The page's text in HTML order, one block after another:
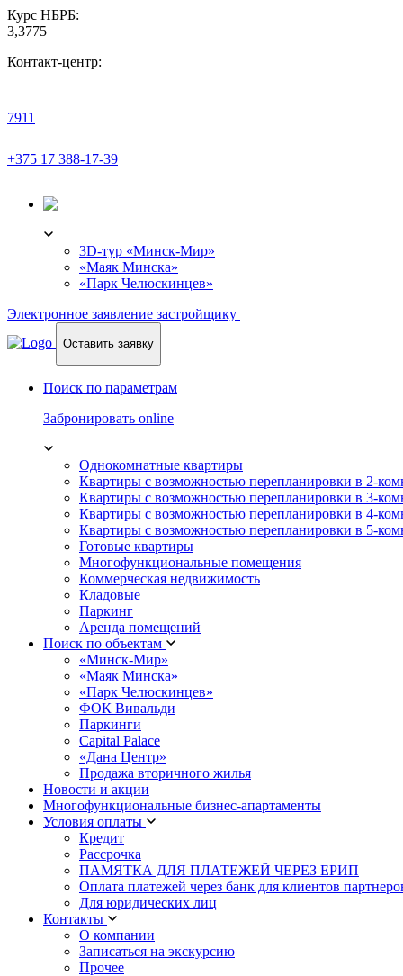
Курс НБРБ:
3,3775
Контакт-центр:
7911
+375 17 388-17-39
3D-тур «Минск-Мир»
«Маяк Минска»
«Парк Челюскинцев»
Электронное заявление застройщику
Оставить заявку
Поиск по параметрам
Забронировать online
Однокомнатные квартиры
Квартиры с возможностью перепланировки в 2-
Квартиры с возможностью перепланировки в 3-
Квартиры с возможностью перепланировки в 4-
Квартиры с возможностью перепланировки в 5-
Готовые квартиры
Многофункциональные помещения
Коммерческая недвижимость
Кладовые
Паркинг
Аренда помещений
Поиск по объектам
«Минск-Мир»
«Маяк Минска»
«Парк Челюскинцев»
ФОК Вивальди
Паркинги
Capital Palace
«Дана Центр»
Продажа вторичного жилья
Новости и акции
Многофункциональные бизнес-апартаменты
Условия оплаты
Кредит
Рассрочка
ПАМЯТКА ДЛЯ ПЛАТЕЖЕЙ ЧЕРЕЗ ЕРИП
Оплата платежей через банк для клиентов
Для юридических лиц
Контакты
О компании
Записаться на экскурсию
Прочее